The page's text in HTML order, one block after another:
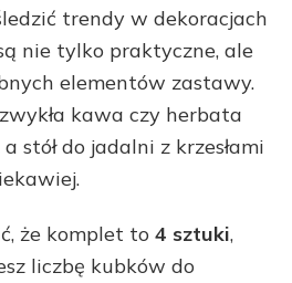
trendy w dekoracjach
nie tylko praktyczne, ale
elementów zastawy.
kawa czy herbata
stół do jadalni z krzesłami
że komplet to 4 sztuki,
liczbę kubków do